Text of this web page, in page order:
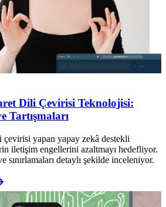
Dili Çevirisi Teknolojisi:
Tartışmaları
çevirisi yapan yapay zekâ destekli
iletişim engellerini azaltmayı hedefliyor.
sınırlamaları detaylı şekilde inceleniyor.